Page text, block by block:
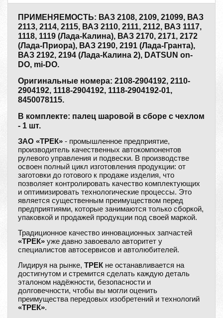
ПРИМЕНЯЕМОСТЬ: ВАЗ 2108, 2109, 21099, ВАЗ
2113, 2114, 2115, ВАЗ 2110, 2111, 2112, ВАЗ 1117,
1118, 1119 (Лада-Калина), ВАЗ 2170, 2171, 2172
(Лада-Приора), ВАЗ 2190, 2191 (Лада-Гранта),
ВАЗ 2192, 2194 (Лада-Калина 2), DATSUN on-
DO, mi-DO.
Оригинальные номера: 2108-2904192, 2110-
2904192, 1118-2904192, 1118-2904192-01,
8450078115.
В комплекте: палец шаровой в сборе с чехлом
- 1 шт.
ЗАО «ТРЕК» - промышленное предприятие,
производитель качественных автокомпонентов
рулевого управления и подвески. В производстве
освоен полный цикл изготовления продукции: от
заготовки до готового к продаже изделия, что
позволяет контролировать качество комплектующих
и оптимизировать технологические процессы. Это
является существенным преимуществом перед
предприятиями, которые занимаются только сборкой,
упаковкой и продажей продукции под своей маркой.
Традиционное качество инновационных запчастей
«ТРЕК» уже давно завоевало авторитет у
специалистов автосервисов и автолюбителей.
Лидируя на рынке, ТРЕК не останавливается на
достигнутом и стремится сделать каждую деталь
эталоном надёжности, безопасности и
долговечности, чтобы вы могли оценить
преимущества передовых изобретений и технологий
«ТРЕК».